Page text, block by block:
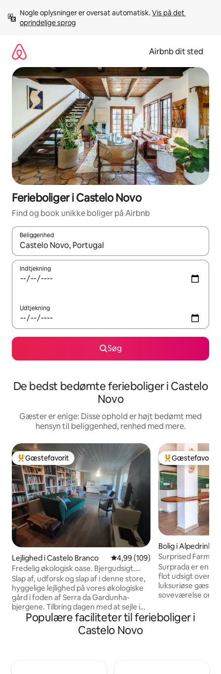
videre
Nogle oplysninger er oversat automatisk. Vis på det
oprindelige sprog
Airbnb dit sted
Ferieboliger i Castelo Novo
Find og book unikke boliger på Airbnb
Beliggenhed
Når resultaterne er tilgængelige, skal du navigere med
Indtjekning
Udtjekning
Søg
De bedst bedømte ferieboliger i Castelo
Novo
Gæster er enige: Disse ophold er højt bedømt med
hensyn til beliggenhed, renhed med mere.
Bedste gæstefavorit
Gæstefavorit
Lejlighed i Castelo Branco 4,99 ud af 5 i gennemsnitlig
4,99 (109)
Fredelig økologisk oase. Bjergudsigt.
Hurtig wi-fi
Slap af, udforsk og slap af i denne store,
hyggelige lejlighed på vores økologiske
gård i foden af Serra da Gardunha-
bjergene. Tilbring dagen med at sejle i
kajak, gå eller cykle i bjergene, nyde det
største spa i Portugal (20 minutter) og
udforske historiske landsbyer og byer,
Bedste
Gæstefavorit
Bolig i Alpedrinha
Surprised
Surprada er en
flot udsigt over
luksuriøse
soveværelse
med regnbruser,
terrasse og et
Populære faciliteter til ferieboliger i
Castelo Novo